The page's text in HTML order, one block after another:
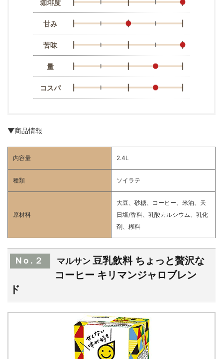
珈琲度
甘み
苦味
量
コスパ
▼商品情報
内容量 2.4L
種類 ソイラテ
原材料
大豆、砂糖、コーヒー、米油、天
日塩/香料、乳酸カルシウム、乳化
剤、糊料
No.２ マルサン 豆乳飲料 ちょっと贅沢な
コーヒー キリマンジャロブレン
ド